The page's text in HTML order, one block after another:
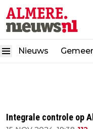
Nieuws
Integrale controle op